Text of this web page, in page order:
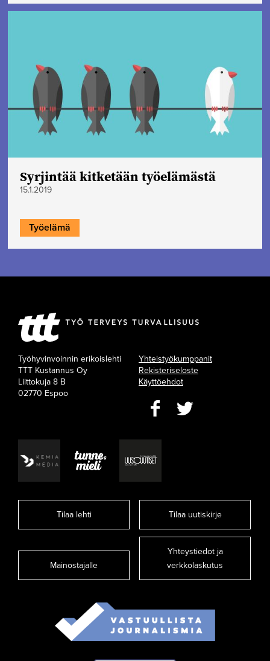
Syrjintää kitketään työelämästä
15.1.2019
Työelämä
Työhyvinvoinnin erikoislehti
TTT Kustannus Oy
Liittokuja 8 B
02770 Espoo
Yhteistyökumppanit
Rekisteriseloste
Käyttöehdot
Tilaa lehti Tilaa uutiskirje
Mainostajalle
Yhteystiedot ja
verkkolaskutus